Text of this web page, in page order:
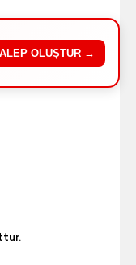
OLUŞTUR →